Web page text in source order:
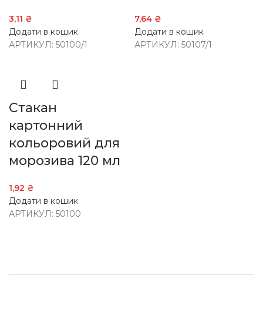
3,11 ₴
Додати в кошик
АРТИКУЛ: 50100/1
7,64 ₴
Додати в кошик
АРТИКУЛ: 50107/1
Стакан
картонний
кольоровий для
морозива 120 мл
1,92 ₴
Додати в кошик
АРТИКУЛ: 50100